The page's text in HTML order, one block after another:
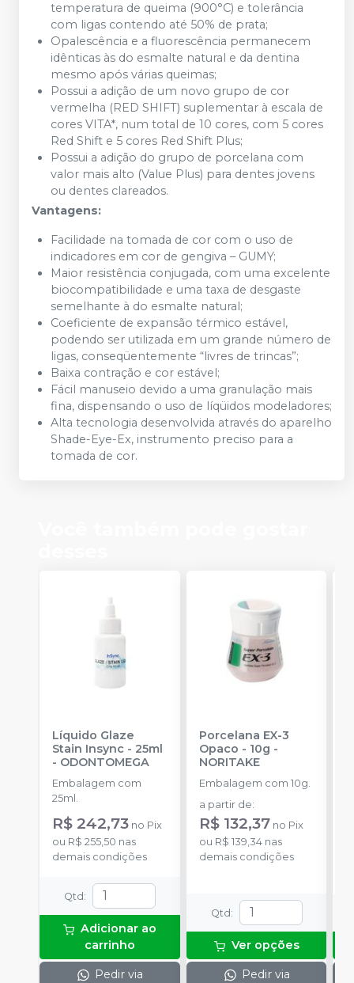
temperatura de queima (900°C) e tolerância
com ligas contendo até 50% de prata;
Opalescência e a fluorescência permanecem
idênticas às do esmalte natural e da dentina
mesmo após várias queimas;
Possui a adição de um novo grupo de cor
vermelha (RED SHIFT) suplementar à escala de
cores VITA*, num total de 10 cores, com 5 cores
Red Shift e 5 cores Red Shift Plus;
Possui a adição do grupo de porcelana com
valor mais alto (Value Plus) para dentes jovens
ou dentes clareados.
Vantagens:
Facilidade na tomada de cor com o uso de
indicadores em cor de gengiva – GUMY;
Maior resistência conjugada, com uma excelente
biocompatibilidade e uma taxa de desgaste
semelhante à do esmalte natural;
Coeficiente de expansão térmico estável,
podendo ser utilizada em um grande número de
ligas, conseqüentemente “livres de trincas”;
Baixa contração e cor estável;
Fácil manuseio devido a uma granulação mais
fina, dispensando o uso de líqüidos modeladores;
Alta tecnologia desenvolvida através do aparelho
Shade-Eye-Ex, instrumento preciso para a
tomada de cor.
Líquido Glaze
Stain Insync - 25ml
- ODONTOMEGA
Embalagem com
25ml.
R$ 242,73 no Pix
ou R$ 255,50 nas
demais condições
Qtd :
Adicionar ao
carrinho
Pedir via
Porcelana EX-3
Opaco - 10g -
NORITAKE
Embalagem com 10g.
a partir de:
R$ 132,37 no Pix
ou R$ 139,34nas
demais condições
Qtd :
Ver opções
Pedir via